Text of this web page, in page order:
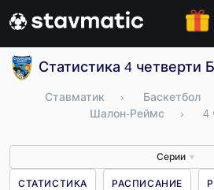
Статистика 4
Ставматик › Баскетбол
Шалон-Реймс
› 4
Серии ▼
СТАТИСТИКА РАСПИСАНИЕ